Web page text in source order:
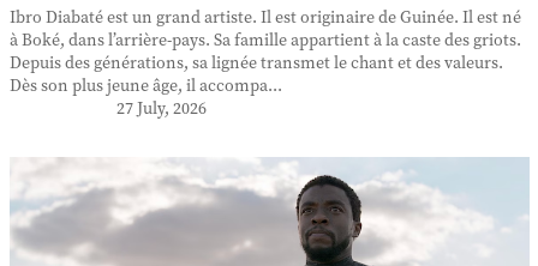
Ibro Diabaté est un grand artiste. Il est originaire de Guinée. Il est né
à Boké, dans l’arrière-pays. Sa famille appartient à la caste des griots.
Depuis des générations, sa lignée transmet le chant et des valeurs.
Dès son plus jeune âge, il accompa...
27 July, 2026